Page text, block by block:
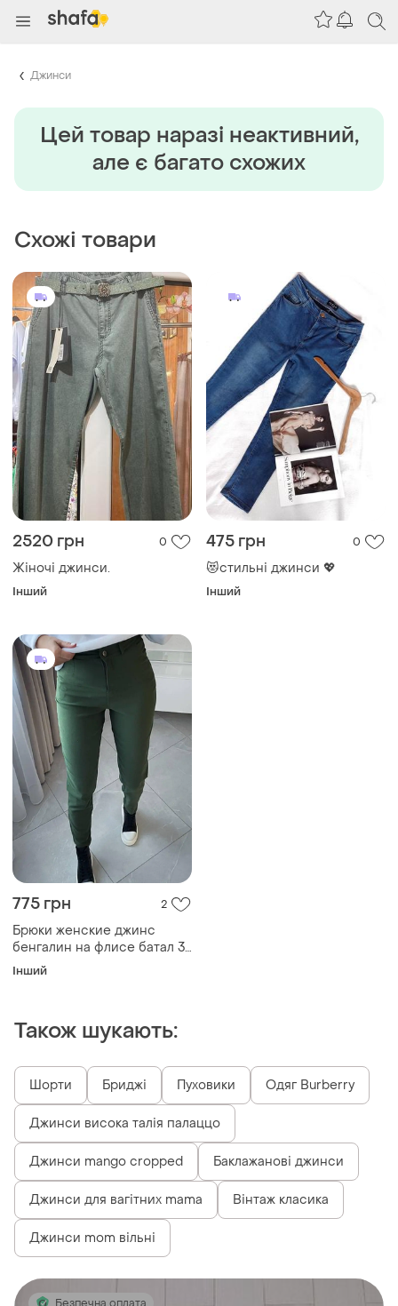
Джинси
Цей товар наразi неактивний,
але є багато схожих
Схожі товари
2520 грн 0
Жіночі джинси.
Інший
475 грн 0
😻стильні джинси 💖
Інший
775 грн 2
Брюки женские джинс
бенгалин на флисе батал 3
цвета 50-52;54-56 sin2004-
Інший
Також шукають:
Шорти Бриджі Пуховики Одяг Burberry
Джинси висока талія палаццо
Джинси mango cropped Баклажанові джинси
Джинси для вагітних mama Вінтаж класика
Джинси mom вільні